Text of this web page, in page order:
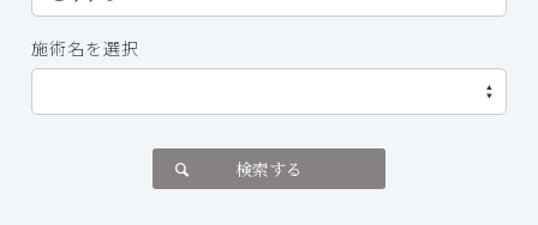
施術名を選択
検索する